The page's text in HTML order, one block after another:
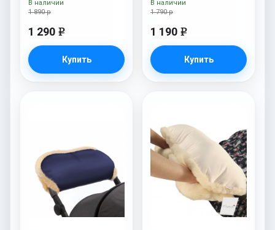
1 890 р
1 290 e
Купить
В наличии
1 790 р
1 190 e
Купить
В наличии